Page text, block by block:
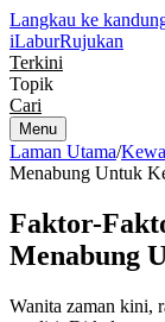
Langkau ke
iLaburRujukan
Terkini
Topik
Cari
Menu
Laman Utama/
Menabung Untuk
Faktor-
Menabung
Wanita zaman kini,